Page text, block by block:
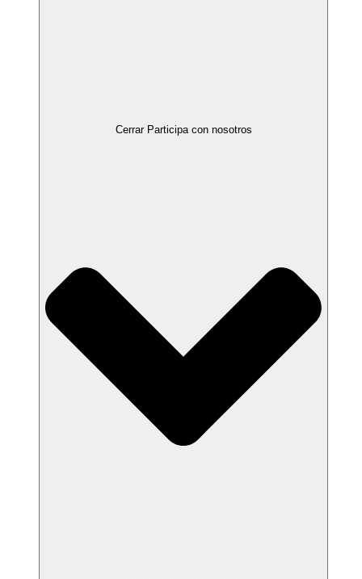
Cerrar Participa con nosotros